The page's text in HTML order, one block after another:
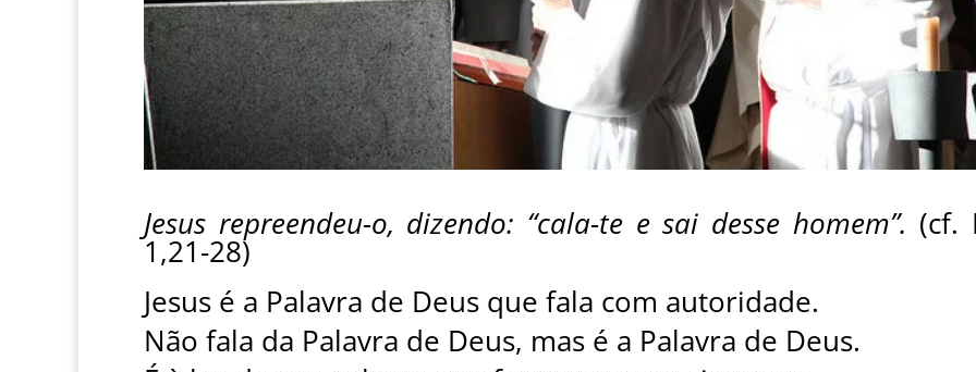
Jesus repreendeu-o, dizendo: “cala-te e sai desse homem”. (cf.
1,21-28)
Jesus é a Palavra de Deus que fala com autoridade.
Não fala da Palavra de Deus, mas é a Palavra de Deus.